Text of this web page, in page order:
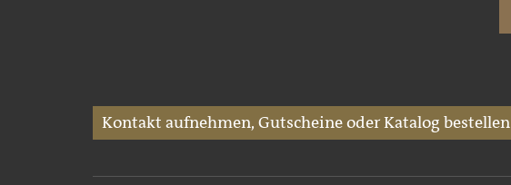
Kontakt aufnehmen, Gutscheine oder Katalog bestellen